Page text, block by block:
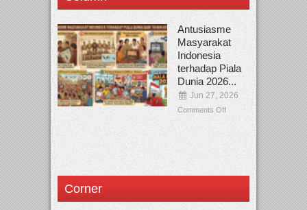
Antusiasme
Masyarakat
Indonesia
terhadap Piala
Dunia 2026...
Jun 27, 2026
Comments Off
Corner